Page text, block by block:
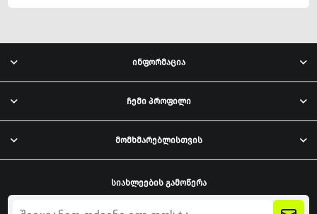
ინფორმაცია
ჩემი პროფილი
მომხმარებლისთვის
სიახლეების გამოწერა